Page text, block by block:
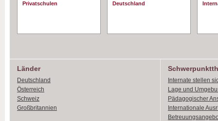
Privatschulen
Deutschland
Länder
Deutschland
Österreich
Schweiz
Großbritannien
Internate stellen
Lage und
Pädagogischer
Internationale